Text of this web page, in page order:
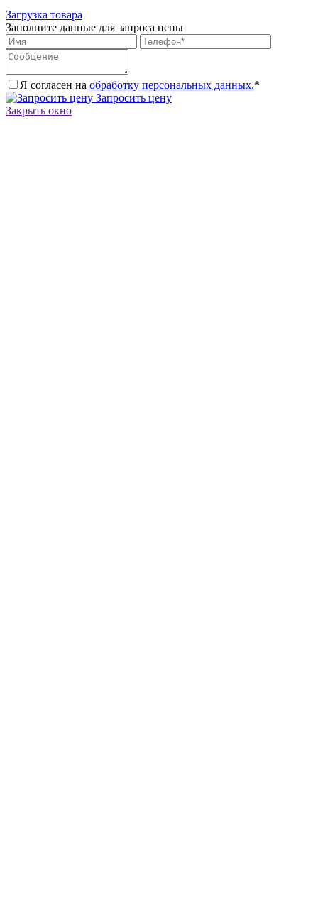
Загрузка товара
Заполните данные для запроса цены
Я согласен на обработку персональных данных.*
Запросить цену
Закрыть окно